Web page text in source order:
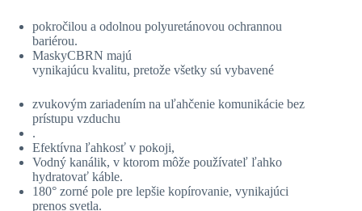
pokročilou a odolnou polyuretánovou ochrannou
bariérou.
MaskyCBRN majú
vynikajúcu kvalitu, pretože všetky sú vybavené
zvukovým zariadením na uľahčenie komunikácie bez
prístupu vzduchu
.
Efektívna ľahkosť v pokoji,
Vodný kanálik, v ktorom môže používateľ ľahko
hydratovať káble.
180° zorné pole pre lepšie kopírovanie, vynikajúci
prenos svetla.